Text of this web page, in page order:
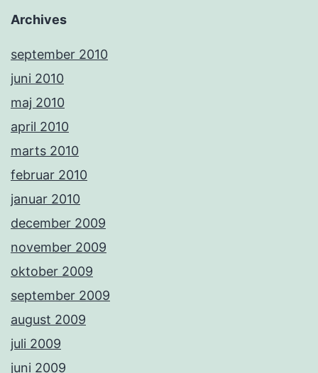
Archives
september 2010
juni 2010
maj 2010
april 2010
marts 2010
februar 2010
januar 2010
december 2009
november 2009
oktober 2009
september 2009
august 2009
juli 2009
juni 2009